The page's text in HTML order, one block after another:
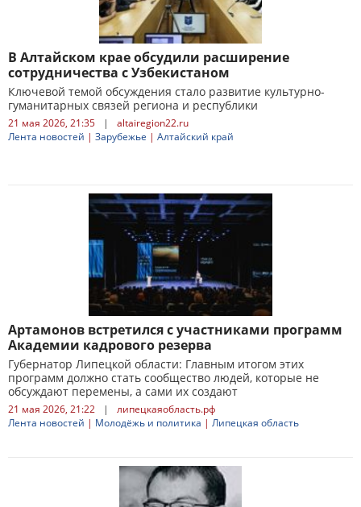
В Алтайском крае обсудили расширение
сотрудничества с Узбекистаном
Ключевой темой обсуждения стало развитие культурно-
гуманитарных связей региона и республики
21 мая 2026, 21:35 |
altairegion22.ru
Лента новостей | Зарубежье | Алтайский край
Артамонов встретился с участниками программ
Академии кадрового резерва
Губернатор Липецкой области: Главным итогом этих
программ должно стать сообщество людей, которые не
обсуждают перемены, а сами их создают
21 мая 2026, 21:22 |
липецкаяобласть.рф
Лента новостей | Молодёжь и политика | Липецкая область